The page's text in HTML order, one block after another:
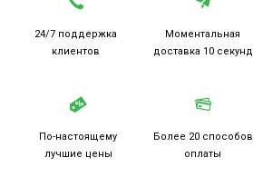
24/7 поддержка
клиентов
Моментальная
доставка 10 секунд
По-настоящему
лучшие цены
Более 20 способов
оплаты